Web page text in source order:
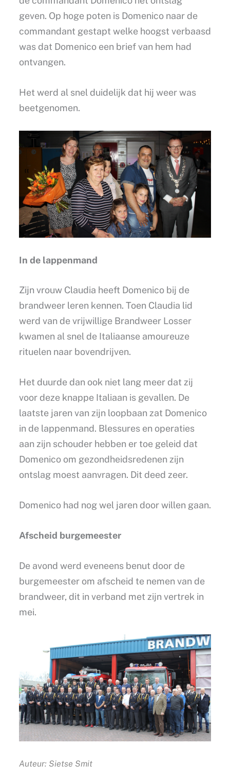
geven. Op hoge poten is Domenico naar de
commandant gestapt welke hoogst verbaasd
was dat Domenico een brief van hem had
ontvangen.
Het werd al snel duidelijk dat hij weer was
beetgenomen.
In de lappenmand
Zijn vrouw Claudia heeft Domenico bij de
brandweer leren kennen. Toen Claudia lid
werd van de vrijwillige Brandweer Losser
kwamen al snel de Italiaanse amoureuze
rituelen naar bovendrijven.
Het duurde dan ook niet lang meer dat zij
voor deze knappe Italiaan is gevallen. De
laatste jaren van zijn loopbaan zat Domenico
in de lappenmand. Blessures en operaties
aan zijn schouder hebben er toe geleid dat
Domenico om gezondheidsredenen zijn
ontslag moest aanvragen. Dit deed zeer.
Domenico had nog wel jaren door willen gaan.
Afscheid burgemeester
De avond werd eveneens benut door de
burgemeester om afscheid te nemen van de
brandweer, dit in verband met zijn vertrek in
mei.
Auteur: Sietse Smit